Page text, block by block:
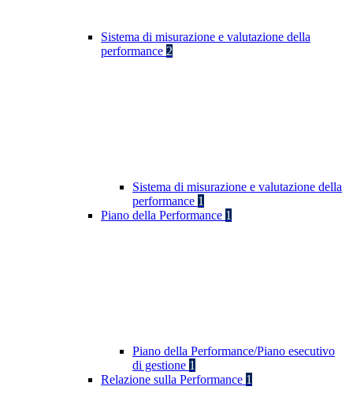
Sistema di misurazione e valutazione della
performance 2
Sistema di misurazione e valutazione della
performance 1
Piano della Performance 1
Piano della Performance/Piano esecutivo
di gestione 1
Relazione sulla Performance 1